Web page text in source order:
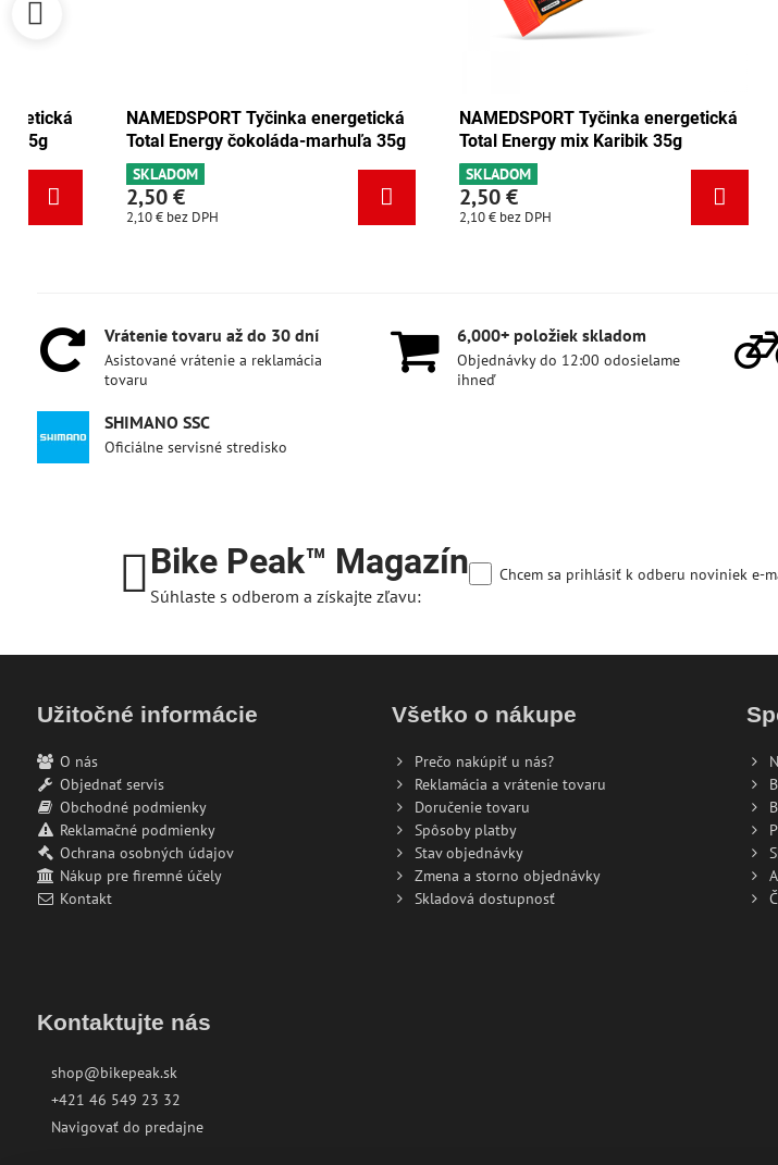
NAMEDSPORT Tyčinka energetická
Total Energy brusnica-orech 35g
SKLADOM
2,50 €
bez DPH
NAMEDSPORT Tyčinka energetická
Total Energy čokoláda-marhuľa 35g
SKLADOM
2,50 €
bez DPH
Total
2,50 €
Vrátenie tovaru až do 30 dní
Asistované vrátenie a reklamácia
tovaru
6,000+ položiek skladom
Objednávky do 12:00 odosielame
ihneď
SHIMANO SSC
Oficiálne servisné stredisko
Bike Peak™ Magazín
Súhlaste s odberom a získajte zľavu:
Chcem sa prihlásiť k odberu noviniek e-
Užitočné informácie
O nás
Objednať servis
Obchodné podmienky
Reklamačné podmienky
Ochrana osobných údajov
Nákup pre firemné účely
Kontakt
Všetko o nákupe
Prečo nakúpiť u nás?
Reklamácia a vrátenie tovaru
Doručenie tovaru
Spôsoby platby
Stav objednávky
Zmena a storno objednávky
Skladová dostupnosť
Kontaktujte nás
shop@bikepeak.sk
+421 46 549 23 32
Navigovať do predajne